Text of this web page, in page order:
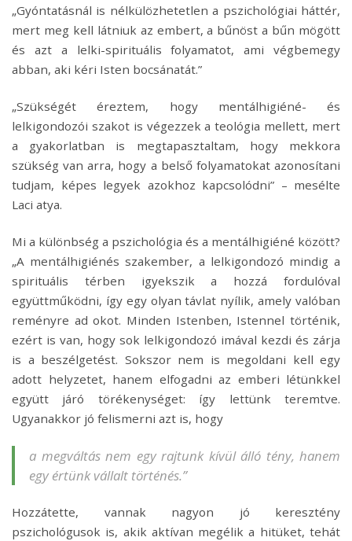
„Gyóntatásnál is nélkülözhetetlen a pszichológiai háttér,
mert meg kell látniuk az embert, a bűnöst a bűn mögött
és azt a lelki-spirituális folyamatot, ami végbemegy
abban, aki kéri Isten bocsánatát.”
„Szükségét éreztem, hogy mentálhigiéné- és
lelkigondozói szakot is végezzek a teológia mellett, mert
a gyakorlatban is megtapasztaltam, hogy mekkora
szükség van arra, hogy a belső folyamatokat azonosítani
tudjam, képes legyek azokhoz kapcsolódni” – mesélte
Laci atya.
Mi a különbség a pszichológia és a mentálhigiéné között?
„A mentálhigiénés szakember, a lelkigondozó mindig a
spirituális térben igyekszik a hozzá fordulóval
együttműködni, így egy olyan távlat nyílik, amely valóban
reményre ad okot. Minden Istenben, Istennel történik,
ezért is van, hogy sok lelkigondozó imával kezdi és zárja
is a beszélgetést. Sokszor nem is megoldani kell egy
adott helyzetet, hanem elfogadni az emberi létünkkel
együtt járó törékenységet: így lettünk teremtve.
Ugyanakkor jó felismerni azt is, hogy
a megváltás nem egy rajtunk kívül álló tény, hanem
egy értünk vállalt történés.”
Hozzátette, vannak nagyon jó keresztény
pszichológusok is, akik aktívan megélik a hitüket, tehát